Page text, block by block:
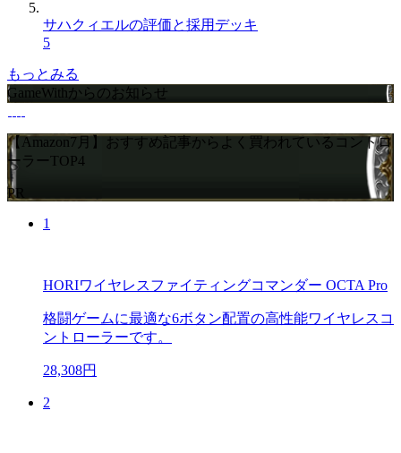
サハクィエルの評価と採用デッキ
5
もっとみる
GameWithからのお知らせ
【Amazon7月】おすすめ記事からよく買われているコントロ
ーラーTOP4
PR
1
HORIワイヤレスファイティングコマンダー OCTA Pro
格闘ゲームに最適な6ボタン配置の高性能ワイヤレスコ
ントローラーです。
28,308円
2